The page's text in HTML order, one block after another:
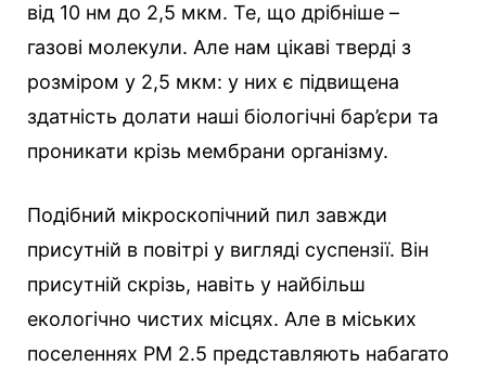
від 10 нм до 2,5 мкм. Те, що дрібніше –
газові молекули. Але нам цікаві тверді з
розміром у 2,5 мкм: у них є підвищена
здатність долати наші біологічні бар’єри та
проникати крізь мембрани організму.
Подібний мікроскопічний пил завжди
присутній в повітрі у вигляді суспензії. Він
присутній скрізь, навіть у найбільш
екологічно чистих місцях. Але в міських
поселеннях РМ 2.5 представляють набагато